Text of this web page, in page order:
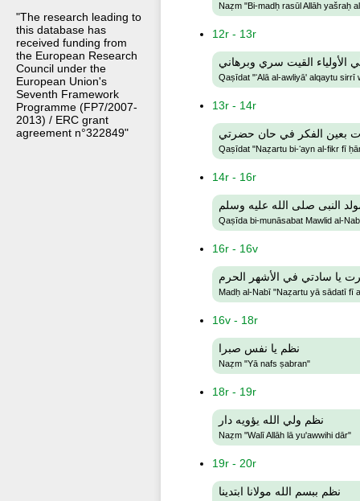
"The research leading to
this database has
received funding from
the European Research
Council under the
European Union's
Seventh Framework
Programme (FP7/2007-
2013) / ERC grant
agreement n°322849"
Naẓm "Bi-madḥ rasūl Allāh yašraḥ
12r - 13r
الأولياء القيت سري وبرهاني
Qaṣīdat "ʻAlā al-awliyā' alqaytu sirrī
13r - 14r
بعين الفكر في حان حضرتي
Qaṣīdat "Naẓartu bi-ʻayn al-fikr fī
14r - 16r
النبى صلى الله عليه وسلم
Qaṣīda bi-munāsabat Mawlid al-
16r - 16v
يا سادتي في الأشهر الحرم
Madḥ al-Nabī "Naẓartu yā sādatī fī
16v - 18r
نظم يا نفس صبرا
Naẓm "Yā nafs ṣabran"
18r - 19r
نظم ولي الله يؤويه دار
Naẓm "Walī Allāh lā yu'awwihi dār"
19r - 20r
نظم ببسم الله مولانا ابتدينا